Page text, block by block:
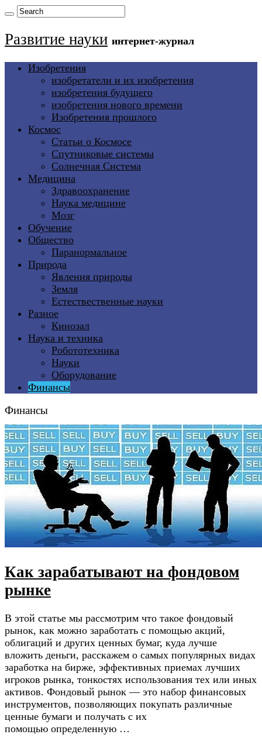
Развитие науки интернет-журнал
Изобретения
изобретатели и их изобретения
изобретения будущего
изобретения нового времени
Изобретения прошлого
Космос
Статьи о Космосе
Спутниковые системы
Солнечная Система
Медицина
Здравоохранение
Наука медицине
Мозг
Обучение
Общество
Паранормальное
Природа
Явления природы
Земля
Естествественные науки
Разное
Кинозал
Наука и техника
Робототехника
Науки
Оборудование
Финансы
Финансы
Как зарабатывают на фондовом
рынке
В этой статье мы рассмотрим что такое фондовый
рынок, как можно заработать с помощью акций,
облигаций и других ценных бумаг, куда лучше
вложить деньги, расскажем о самых популярных видах
заработка на бирже, эффективных приемах лучших
игроков рынка, тонкостях использования тех или иных
активов. Фондовый рынок — это набор финансовых
инструментов, позволяющих покупать различные
ценные бумаги и получать с их
помощью определенную …